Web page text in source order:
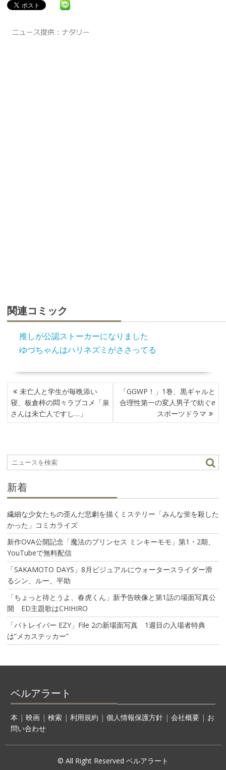
関連コミック
推しが公認ストーカーになりました
ゆづちゃんはハリネズミがささってる
投
稿
ナ
ビ
シ
ョ
未亡人と学生が毎晩添い
寝、板倉梓の悶々ラブコメ「泉
さんは未亡人ですし…」
「GGWP！」1巻、黒ギャルと
合理性第一の変人男子で紡ぐe
スポーツドラマ
新着
繊細な少女たちの歪んだ悲劇を描くミステリー「みんな蛍を殺した
かった」コミカライズ
新作OVA公開記念「魔法のプリンセス ミンキーモモ」第1・2期、
YouTubeで無料配信
「SAKAMOTO DAYS」8月ビジュアルにウォータースライダー滑
るシン、ルー、平助
「ちょっと待とうよ、春虎くん」新予告映像と第1話の場面写真公
開 ED主題歌はCHIHIRO
「パトレイバー EZY」File 2の新場面写真 1週目の入場者特典
は“メカステッカー”
ベルアラート
本 | 映画| 検索| 利用規約 | 個人情報保護方針| 会社概要| お
問い合わせ
© All Right Reserved ベルアラート